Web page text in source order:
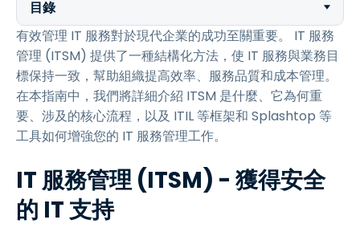
目錄
有效管理 IT 服務對於現代企業的成功至關重要。 IT 服務
管理 (ITSM) 提供了一種結構化方法，使 IT 服務與業務目
標保持一致，幫助組織提高效率、服務品質和成本管理。
在本指南中，我們將詳細介紹 ITSM 是什麼、它為何重
要、涉及的核心流程，以及 ITIL 等框架和 Splashtop 等
工具如何增強您的 IT 服務管理工作。
IT 服務管理 (ITSM) - 獲得安全
的 IT 支持